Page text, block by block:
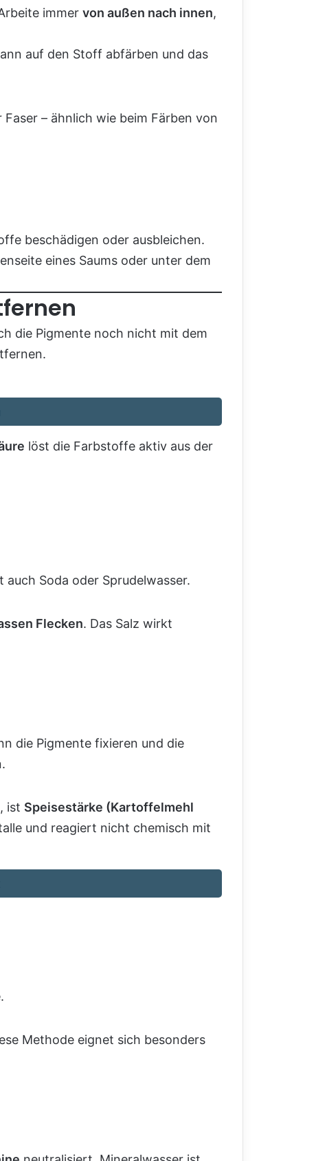
immer von außen nach innen,
auf den Stoff abfärben und das
– ähnlich wie beim Färben von
beschädigen oder ausbleichen.
eines Saums oder unter dem
die Pigmente noch nicht mit dem
löst die Farbstoffe aktiv aus der
Soda oder Sprudelwasser.
Flecken. Das Salz wirkt
die Pigmente fixieren und die
ist Speisestärke (Kartoffelmehl
und reagiert nicht chemisch mit
Methode eignet sich besonders